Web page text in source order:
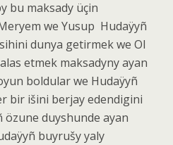
bu maksady üçin
we Yusup Hudaÿyñ
dunya getirmek we Ol
etmek maksadyny ayan
boldular we Hudaÿyñ
bir išini berjay edendigini
özune duyshunde ayan
buyrušy yaly